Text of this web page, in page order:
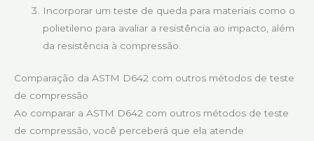
Incorporar um teste de queda para materiais como o
polietileno para avaliar a resistência ao impacto, além
da resistência à compressão.
Comparação da ASTM D642 com outros métodos de teste
de compressão
Ao comparar a ASTM D642 com outros métodos de teste
de compressão, você perceberá que ela atende